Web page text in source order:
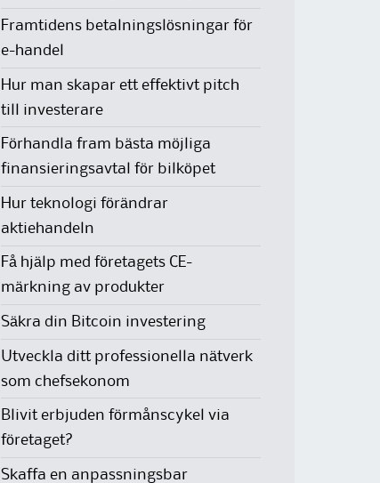
Framtidens betalningslösningar för
e-handel
Hur man skapar ett effektivt pitch
till investerare
Förhandla fram bästa möjliga
finansieringsavtal för bilköpet
Hur teknologi förändrar
aktiehandeln
Få hjälp med företagets CE-
märkning av produkter
Säkra din Bitcoin investering
Utveckla ditt professionella nätverk
som chefsekonom
Blivit erbjuden förmånscykel via
företaget?
Skaffa en anpassningsbar